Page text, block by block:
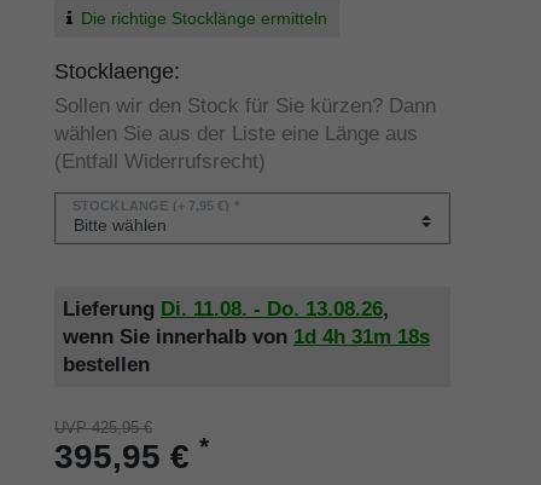
Die richtige Stocklänge ermitteln
Stocklaenge:
Sollen wir den Stock für Sie kürzen? Dann
wählen Sie aus der Liste eine Länge aus
(Entfall Widerrufsrecht)
STOCKLÄNGE (+ 7,95 €) *
Lieferung Di. 11.08. - Do. 13.08.26,
wenn Sie innerhalb von 1d 4h 31m 18s
bestellen
UVP 425,95 €
395,95 € *